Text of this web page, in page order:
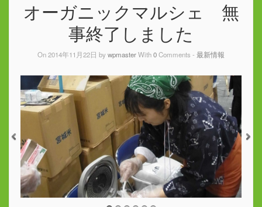
オーガニックマルシェ 無
事終了しました
On 2014年11月22日 bywpmasterWith0Comments - 最新情報